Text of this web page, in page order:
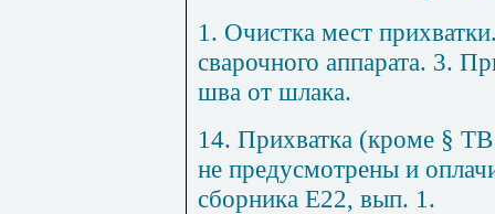
1 . Очистка мест
сварочного аппарата. 3.
шва от шлака.
14. Прихватка (кроме §
не предусмотрены и
сборника Е22, вып. 1.